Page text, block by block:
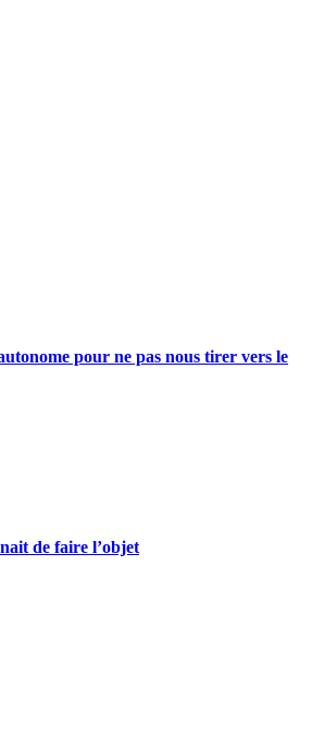
pour ne pas nous tirer vers le
de faire l’objet